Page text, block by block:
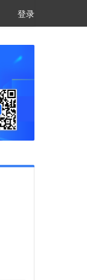
登录